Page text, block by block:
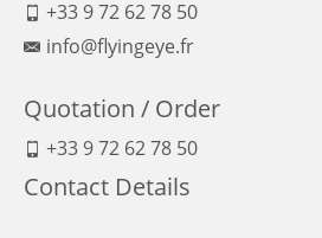
+33 9 72 62 78 50
info@flyingeye.fr
Quotation / Order
+33 9 72 62 78 50
Contact Details